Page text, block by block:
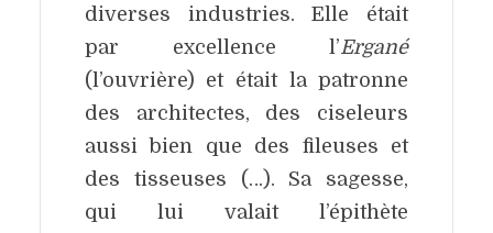
diverses industries. Elle était
par excellence l’Ergané
(l’ouvrière) et était la patronne
des architectes, des ciseleurs
aussi bien que des fileuses et
des tisseuses (…). Sa sagesse,
qui lui valait l’épithète